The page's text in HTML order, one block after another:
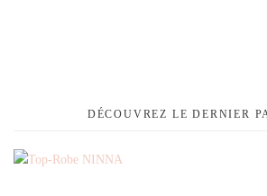
DÉCOUVREZ LE DERNIER